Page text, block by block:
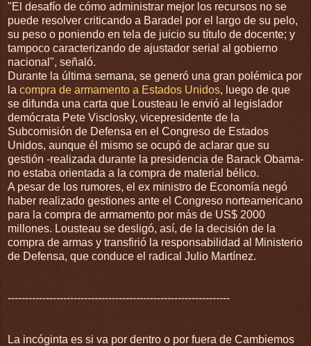
"El desafío de cómo administrar mejor los recursos no se
puede resolver criticando a Baradel por el largo de su pelo,
su peso o poniendo en tela de juicio su título de docente; y
tampoco caracterizando de ajustador serial al gobierno
nacional", señaló.
Durante la última semana, se generó una gran polémica por
la compra de armamento a Estados Unidos, luego de que
se difunda una carta que Lousteau le envió al legislador
demócrata Pete Visclosky, vicepresidente de la
Subcomisión de Defensa en el Congreso de Estados
Unidos, aunque él mismo se ocupó de aclarar que su
gestión -realizada durante la presidencia de Barack Obama-
no estaba orientada a la compra de material bélico.
A pesar de los rumores, el ex ministro de Economía negó
haber realizado gestiones ante el Congreso norteamericano
para la compra de armamento por más de US$ 2000
millones. Lousteau se desligó, así, de la decisión de la
compra de armas y transfirió la responsabilidad al Ministerio
de Defensa, que conduce el radical Julio Martínez.
----------------------------------------------------------------
La incóginta es si va por dentro o por fuera de Cambiemos